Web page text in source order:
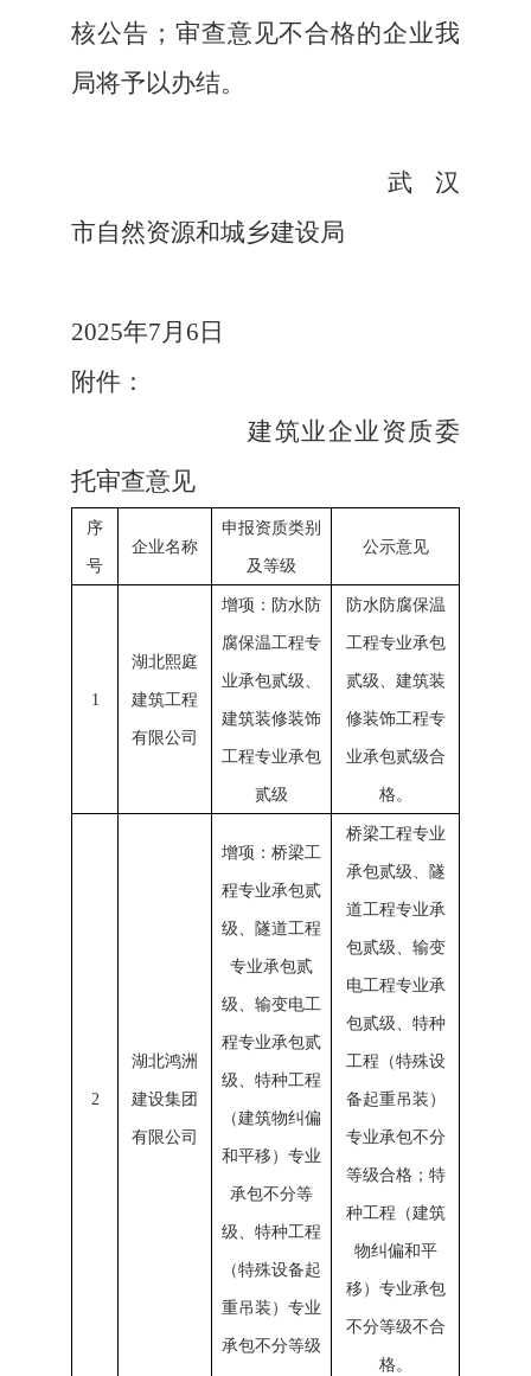
核公告；审查意见不合格的企业我
局将予以办结。
武汉
市自然资源和城乡建设局
2025年7月6日
附件：
建筑业企业资质委
托审查意见
序
号
企业名称
申报资质类别
及等级
公示意见
1
湖北熙庭
建筑工程
有限公司
增项：防水防
腐保温工程专
业承包贰级、
建筑装修装饰
工程专业承包
贰级
防水防腐保温
工程专业承包
贰级、建筑装
修装饰工程专
业承包贰级合
格。
2
湖北鸿洲
建设集团
有限公司
增项：桥梁工
程专业承包贰
级、隧道工程
专业承包贰
级、输变电工
程专业承包贰
级、特种工程
（建筑物纠偏
和平移）专业
承包不分等
级、特种工程
（特殊设备起
重吊装）专业
承包不分等级
桥梁工程专业
承包贰级、隧
道工程专业承
包贰级、输变
电工程专业承
包贰级、特种
工程（特殊设
备起重吊装）
专业承包不分
等级合格；特
种工程（建筑
物纠偏和平
移）专业承包
不分等级不合
格。